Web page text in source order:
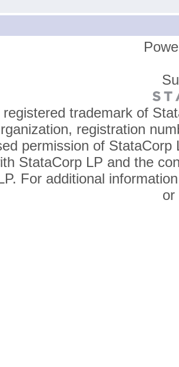
trademark of
registration
permission of
StataCorp LP and the
For additional
or